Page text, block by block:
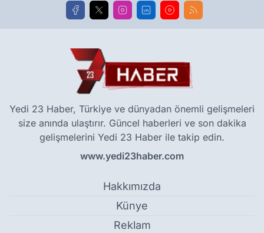
Yedi 23 Haber, Türkiye ve dünyadan önemli gelişmeleri
size anında ulaştırır. Güncel haberleri ve son dakika
gelişmelerini Yedi 23 Haber ile takip edin.
www.yedi23haber.com
Hakkımızda
Künye
Reklam